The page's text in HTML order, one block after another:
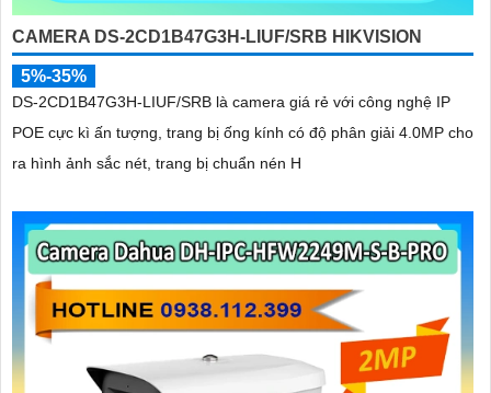
CAMERA DS-2CD1B47G3H-LIUF/SRB HIKVISION
5%-35%
DS-2CD1B47G3H-LIUF/SRB là camera giá rẻ với công nghệ IP
POE cực kì ấn tượng, trang bị ống kính có độ phân giải 4.0MP cho
ra hình ảnh sắc nét, trang bị chuẩn nén H